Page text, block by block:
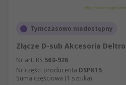
Tymczasowo niedostępny
Złącze D-sub Akcesoria
Nr art. RS 563-926
Nr części producenta DSPK15
Suma częściowa (1 sztuka)